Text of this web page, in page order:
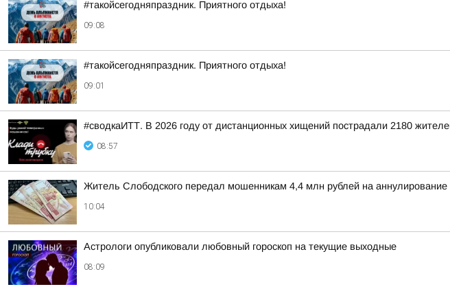
#такойсегодняпраздник. Приятного отдыха!
09:08
#такойсегодняпраздник. Приятного отдыха!
09:01
#сводкаИТТ. В 2026 году от дистанционных хищений пострадали 2180
08:57
Житель Слободского передал мошенникам 4,4 млн рублей на аннулирование
10:04
Астрологи опубликовали любовный гороскоп на текущие выходные
08:09